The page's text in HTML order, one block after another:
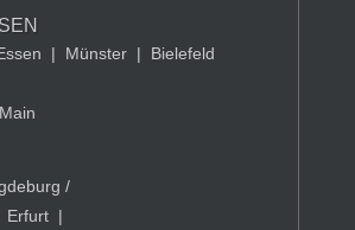
| Münster |
Bielefeld
/
Erfurt |